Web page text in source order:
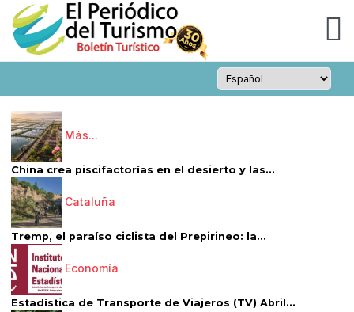
Más...
China crea piscifactorías en el desierto y las...
Cataluña
Tremp, el paraíso ciclista del Prepirineo: la...
Economía
Estadística de Transporte de Viajeros (TV) Abril...